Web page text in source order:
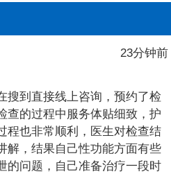
23分钟前
搜到直接线上咨询，预约了检
查的过程中服务体贴细致，护
程也非常顺利，医生对检查结
解，结果自己性功能方面有些
的问题，自己准备治疗一段时